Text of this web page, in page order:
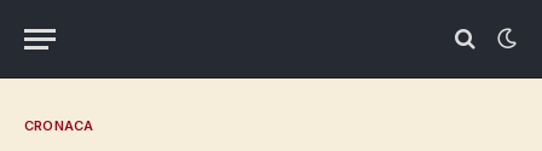
CRONACA